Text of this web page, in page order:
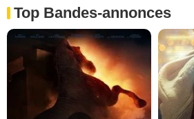
Top Bandes-annonces